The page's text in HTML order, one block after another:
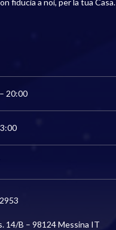
20:00
14/B – 98124 Messina IT